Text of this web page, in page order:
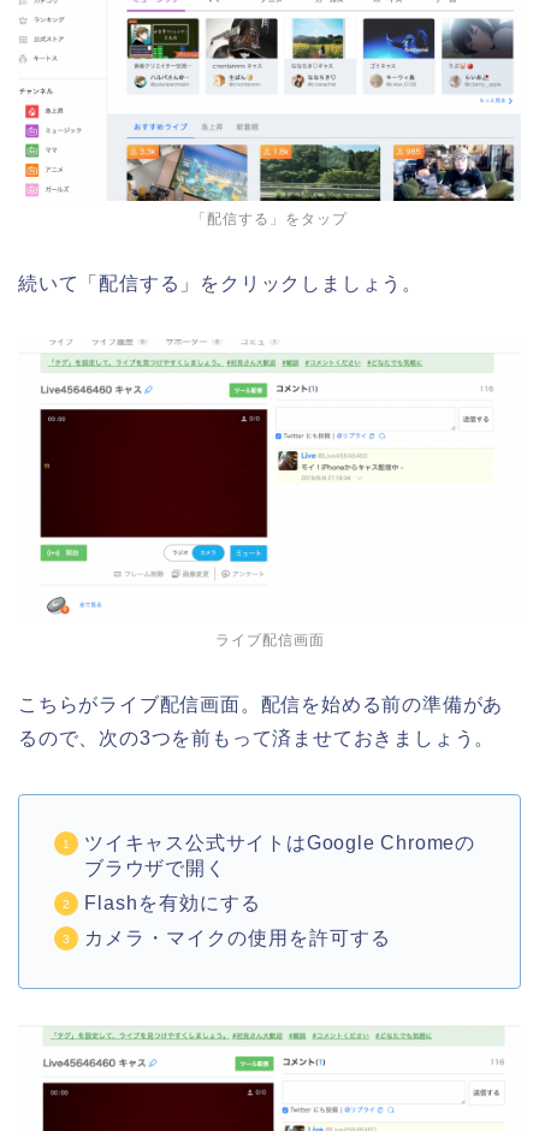
「配信する」をタップ
続いて「配信する」をクリックしましょう。
ライブ配信画面
こちらがライブ配信画面。配信を始める前の準備があ
るので、次の3つを前もって済ませておきましょう。
ツイキャス公式サイトはGoogle Chromeの
ブラウザで開く
Flashを有効にする
カメラ・マイクの使用を許可する